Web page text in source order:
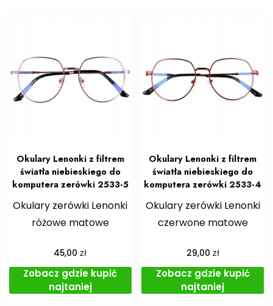
Okulary Lenonki z filtrem
światła niebieskiego do
komputera zerówki 2533-5
Okulary zerówki Lenonki
różowe matowe
45,00zł
Zobacz gdzie kupić
najtaniej
Okulary Lenonki z filtrem
światła niebieskiego do
komputera zerówki 2533-4
Okulary zerówki Lenonki
czerwone matowe
29,00 zł
Zobacz gdzie kupić
najtaniej